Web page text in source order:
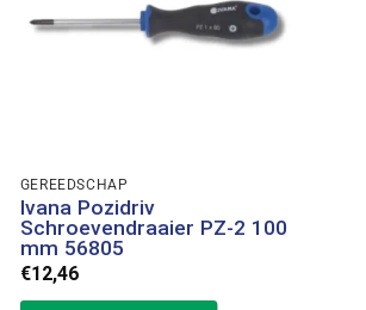
4 mm 4,5 mm
GEREEDSCHAP
Ivana Pozidriv
Schroevendraaier PZ-2 100
mm 56805
€12,46